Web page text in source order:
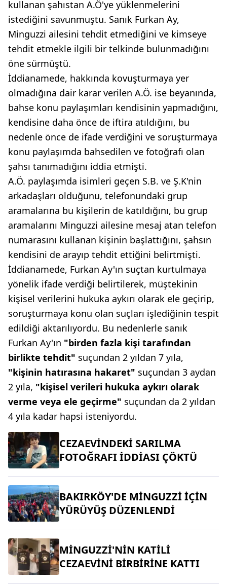
kullanan şahıstan A.Ö'ye yüklenmelerini
istediğini savunmuştu. Sanık Furkan Ay,
Minguzzi ailesini tehdit etmediğini ve kimseye
tehdit etmekle ilgili bir telkinde bulunmadığını
öne sürmüştü.
İddianamede, hakkında kovuşturmaya yer
olmadığına dair karar verilen A.Ö. ise beyanında,
bahse konu paylaşımları kendisinin yapmadığını,
kendisine daha önce de iftira atıldığını, bu
nedenle önce de ifade verdiğini ve soruşturmaya
konu paylaşımda bahsedilen ve fotoğrafı olan
şahsı tanımadığını iddia etmişti.
A.Ö. paylaşımda isimleri geçen S.B. ve Ş.K'nin
arkadaşları olduğunu, telefonundaki grup
aramalarına bu kişilerin de katıldığını, bu grup
aramalarını Minguzzi ailesine mesaj atan telefon
numarasını kullanan kişinin başlattığını, şahsın
kendisini de arayıp tehdit ettiğini belirtmişti.
İddianamede, Furkan Ay'ın suçtan kurtulmaya
yönelik ifade verdiği belirtilerek, müştekinin
kişisel verilerini hukuka aykırı olarak ele geçirip,
soruşturmaya konu olan suçları işlediğinin tespit
edildiği aktarılıyordu. Bu nedenlerle sanık
Furkan Ay'ın "birden fazla kişi tarafından
birlikte tehdit" suçundan 2 yıldan 7 yıla,
"kişinin hatırasına hakaret" suçundan 3 aydan
2 yıla, "kişisel verileri hukuka aykırı olarak
verme veya ele geçirme" suçundan da 2 yıldan
4 yıla kadar hapsi isteniyordu.
CEZAEVİNDEKİ SARILMA
FOTOĞRAFI İDDİASI ÇÖKTÜ
BAKIRKÖY'DE MİNGUZZİ İÇİN
YÜRÜYÜŞ DÜZENLENDİ
MİNGUZZİ'NİN KATİLİ
CEZAEVİNİ BİRBİRİNE KATTI